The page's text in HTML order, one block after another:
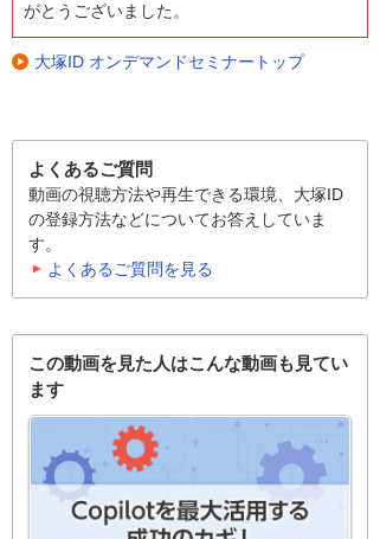
がとうございました。
大塚ID オンデマンドセミナートップ
よくあるご質問
動画の視聴方法や再生できる環境、大塚ID
の登録方法などについてお答えしていま
す。
よくあるご質問を見る
この動画を見た人はこんな動画も見てい
ます